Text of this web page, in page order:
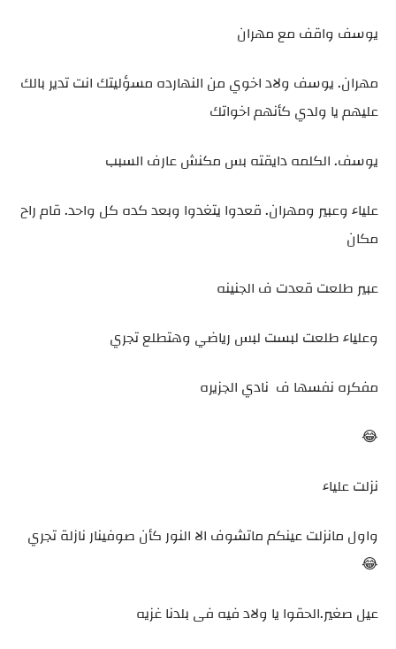
يوسف واقف مع مهران
مهران. يوسف ولاد اخوي من النهارده مسؤليتك انت تدير بالك
عليهم يا ولدي كأنهم اخواتك
يوسف. الكلمه دايقته بس مكنش عارف السبب
علياء وعبير ومهران. قعدوا يتغدوا وبعد كده كل واحد. قام راح
مكان
عبير طلعت قعدت ف الجنينه
وعلياء طلعت لبست لبس رياضي وهتطلع تجري
مفكره نفسها ف نادي الجزيره
😂
نزلت علياء
واول مانزلت عينكم ماتشوف الا النور كأن صوفينار نازلة تجري
😂
عيل صغير.الحقوا يا ولاد فيه فى بلدنا غزيه